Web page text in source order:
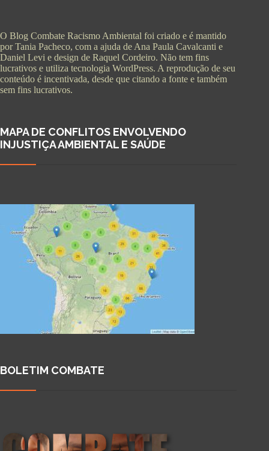
O Blog Combate Racismo Ambiental foi criado e é mantido
por Tania Pacheco, com a ajuda de Ana Paula Cavalcanti e
Daniel Levi e design de Raquel Cordeiro. Não tem fins
lucrativos e utiliza tecnologia WordPress. A reprodução de seu
conteúdo é incentivada, desde que citando a fonte e também
sem fins lucrativos.
MAPA DE CONFLITOS ENVOLVENDO
INJUSTIÇA AMBIENTAL E SAÚDE
BOLETIM COMBATE